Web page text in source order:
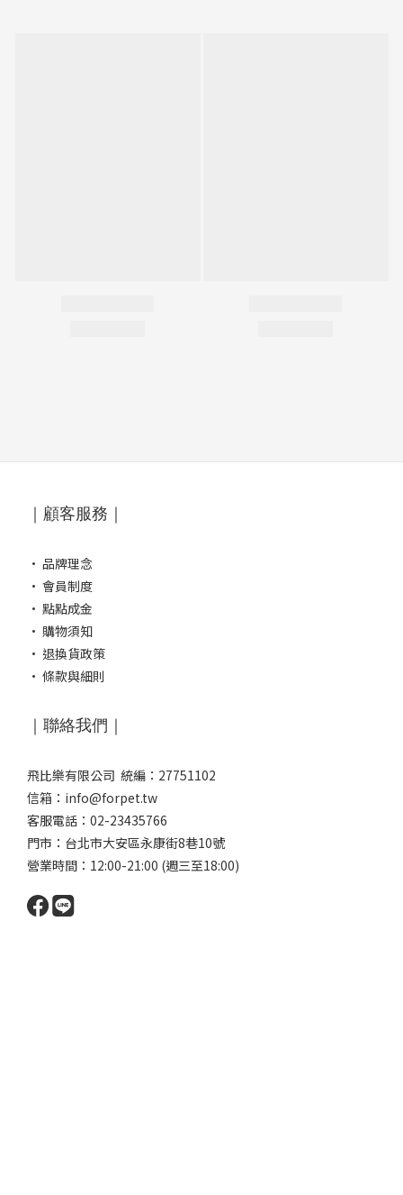
｜顧客服務｜
· 品牌理念
· 會員制度
· 點點成金
· 購物須知
· 退換貨政策
· 條款與細則
｜聯絡我們｜
飛比樂有限公司 統編：27751102
信箱：info@forpet.tw
客服電話：02-23435766
門市： 台北市大安區永康街8巷10號
營業時間：12:00-21:00 (週三至18:00)